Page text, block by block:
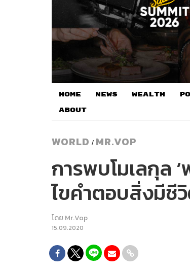
HOME NEWS WEALTH
ABOUT
WORLD / MR.VOP
การพบโมเลกุล
ไขคำตอบสิ่งมีชี
โดย Mr.Vop
15.09.2020